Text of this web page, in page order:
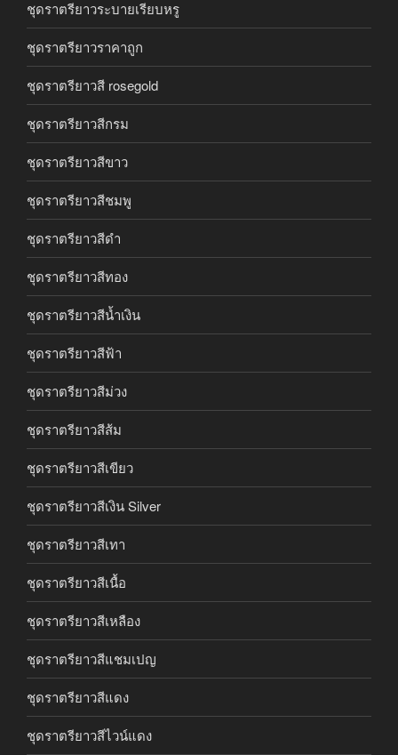
ชุดราตรียาวระบายเรียบหรู
ชุดราตรียาวราคาถูก
ชุดราตรียาวสี rosegold
ชุดราตรียาวสีกรม
ชุดราตรียาวสีขาว
ชุดราตรียาวสีชมพู
ชุดราตรียาวสีดำ
ชุดราตรียาวสีทอง
ชุดราตรียาวสีน้ำเงิน
ชุดราตรียาวสีฟ้า
ชุดราตรียาวสีม่วง
ชุดราตรียาวสีส้ม
ชุดราตรียาวสีเขียว
ชุดราตรียาวสีเงิน Silver
ชุดราตรียาวสีเทา
ชุดราตรียาวสีเนื้อ
ชุดราตรียาวสีเหลือง
ชุดราตรียาวสีแชมเปญ
ชุดราตรียาวสีแดง
ชุดราตรียาวสีไวน์แดง